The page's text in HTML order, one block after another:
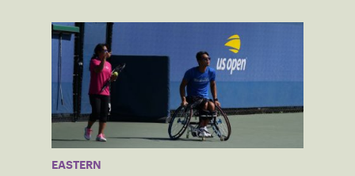
EASTERN